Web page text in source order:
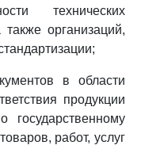
технических
организаций,
в области
продукции
государственному
работ, услуг